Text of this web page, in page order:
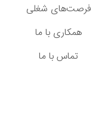
فرصت‌های شغلی
همکاری با ما
تماس با ما